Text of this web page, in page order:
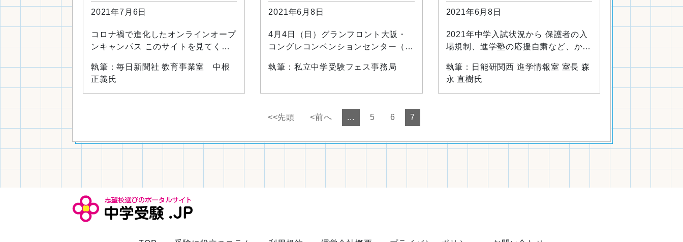
2021年7月6日
コロナ禍で進化したオンラインオープ
ンキャンパス このサイトを見てくだ
大学進学などまだまだ先のこと」と思
っている方が多いことでしょう。た
だ、進学先や学部のことを考えるのに
よく知ることです。安易な選択は、
の就職にも影響する可能性があるか
執筆：毎日新聞社 教育事業室 中根
正義氏
2021年6月8日
4月4日（日）グランフロント大阪・
コングレコンベンションセンター（大
021（毎日新聞社主催）が開催されま
1校が参加し、学校別ブースでの個別
相談や「ためになる受験講座」などの
プログラムが行われました。 新型コ
生はご遠慮いただき保護者のみに限定
間隔を空けたブース配…
執筆：私立中学受験フェス事務局
2021年6月8日
2021年中学入試状況から 保護者の入
場規制、進学塾の応援自粛など、かつ
学入試。 統一入試開始日の午前の受
験生は17,079人で昨年より116人減少
しました。1年前の大手進学塾の5年
す。 経済的な影響というよりも、緊
が一変したこ…
執筆：日能研関西 進学情報室 室長 森
永 直樹氏
<<先頭 <前へ ... 5 6 7